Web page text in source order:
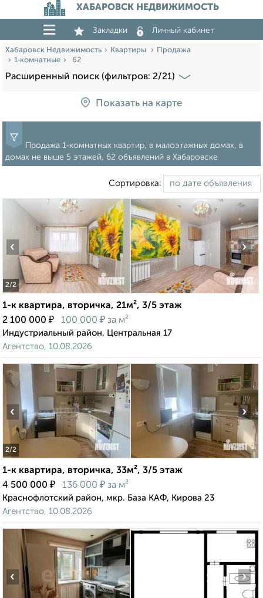
ХАБАРОВСК НЕДВИЖИМОСТЬ
Закладки Личный кабинет
Хабаровск Недвижимость Квартиры
Продажа
1‑комнатные
62
Расширенный поиск (фильтров: 2/21)
Показать на карте
Продажа 1‑комнатных квартир, в малоэтажных домах, в
домах не выше 5 этажей, 62 объявлений в Хабаровске
Сортировка:
2/2
‹ ›
1-к квартира, вторичка, 21м², 3/5 этаж
2 100 000 ₽ 100 000 ₽ за м²
Индустриальный район, Центральная 17
Агентство, 10.08.2026
2/2
‹ ›
1-к квартира, вторичка, 33м², 3/5 этаж
4 500 000 ₽ 136 000 ₽ за м²
Краснофлотский район, мкр. База КАФ, Кирова 23
Агентство, 10.08.2026
‹ ›